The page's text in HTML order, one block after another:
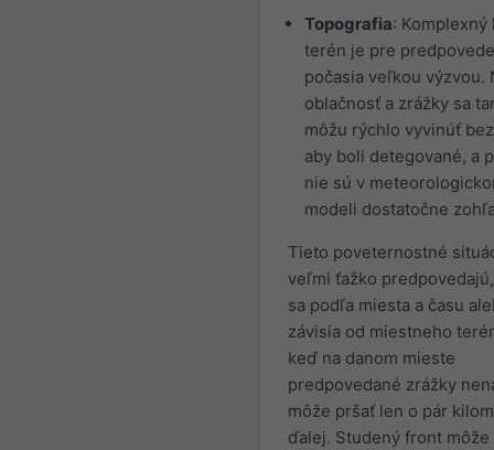
Topografia: Komplexný
terén je pre predpovede
počasia veľkou výzvou.
oblačnosť a zrážky sa
môžu rýchlo vyvinúť
aby boli detegované, a
nie sú v
modeli dostatočne
Tieto poveternostné
veľmi ťažko
sa podľa miesta a času
závisia od miestneho
keď na danom mieste
predpovedané zrážky
môže pršať len o pár
ďalej. Studený front